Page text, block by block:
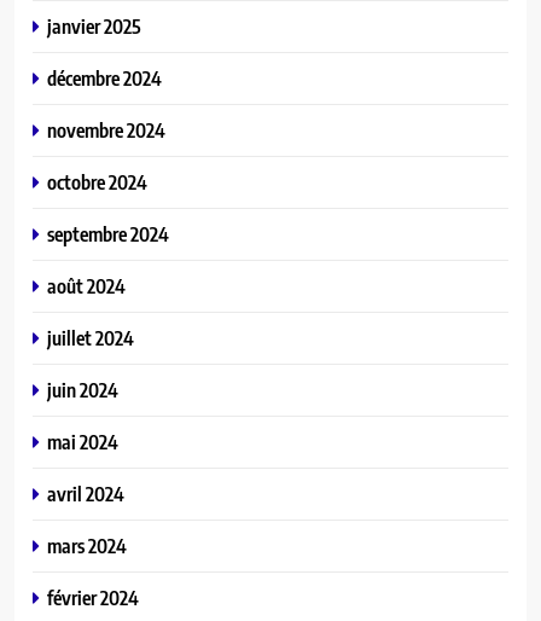
janvier 2025
décembre 2024
novembre 2024
octobre 2024
septembre 2024
août 2024
juillet 2024
juin 2024
mai 2024
avril 2024
mars 2024
février 2024